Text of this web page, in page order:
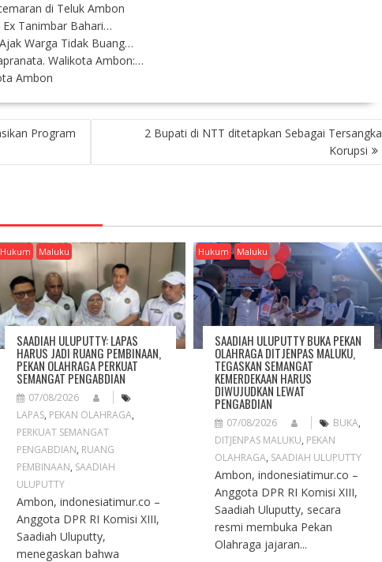
di Teluk Ambon
Tanimbar Bahari…
Warga Tidak Buang…
Walikota Ambon:…
Ambon
Program
2 Bupati di NTT ditetapkan Sebagai Tersangka
Korupsi
Hukum Maluku
SAADIAH ULUPUTTY: LAPAS
HARUS JADI RUANG PEMBINAAN,
PEKAN OLAHRAGA PERKUAT
SEMANGAT PENGABDIAN
07/08/2026
LAPAS, PEKAN OLAHRAGA,
PERKUAT SEMANGAT
PENGABDIAN, RUANG
PEMBINAAN, SAADIAH
ULUPUTTY
Ambon, indonesiatimur.co –
Anggota DPR RI Komisi XIII,
Saadiah Uluputty,
menegaskan bahwa
Hukum Maluku
SAADIAH ULUPUTTY BUKA PEKAN
OLAHRAGA DITJENPAS MALUKU,
TEGASKAN SEMANGAT
KEMERDEKAAN HARUS
DIWUJUDKAN LEWAT
PENGABDIAN
07/08/2026 BUKA,
DITJENPAS MALUKU, PEKAN
OLAHRAGA, SAADIAH ULUPUTTY
Ambon, indonesiatimur.co –
Anggota DPR RI Komisi XIII,
Saadiah Uluputty, secara
resmi membuka Pekan
Olahraga jajaran...